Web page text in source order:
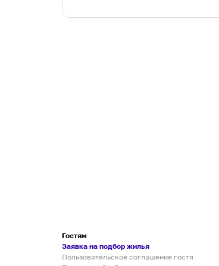
Гостям
Заявка на подбор жилья
Пользовательское соглашение гостя